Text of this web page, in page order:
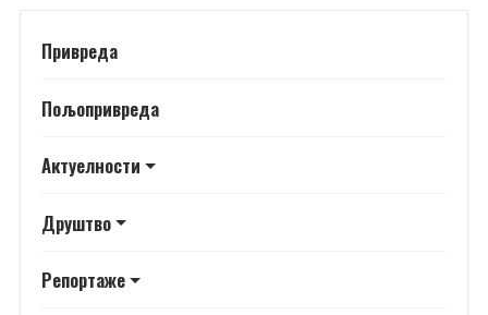
Привреда
Пољопривреда
Актуелности
Друштво
Репортаже